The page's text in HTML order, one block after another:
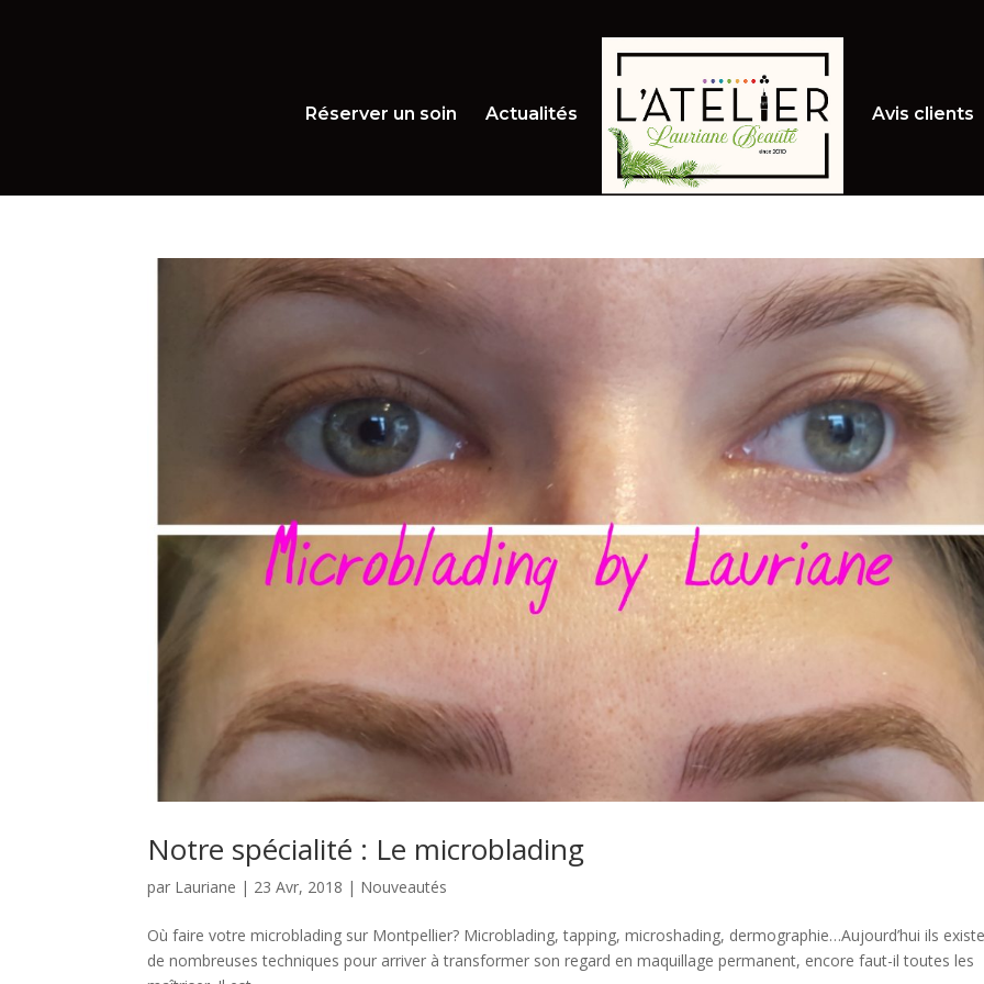
Réserver un soin Actualités Avis clients
Notre spécialité : Le microblading
par Lauriane | 23 Avr, 2018 | Nouveautés
Où faire votre microblading sur Montpellier? Microblading, tapping, microshading, dermographie…Aujourd’hui ils
de nombreuses techniques pour arriver à transformer son regard en maquillage permanent, encore faut-il toutes les